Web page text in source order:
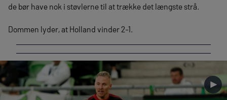
de bør have nok i støvlerne til at trække det længste strå.
Dommen lyder, at Holland vinder 2-1.
►